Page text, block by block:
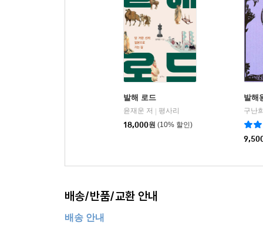
발해 로드
윤재운 저
평사리
18,000원 (10% 할인)
발해
구난
배송/반품/교환 안내
배송 안내